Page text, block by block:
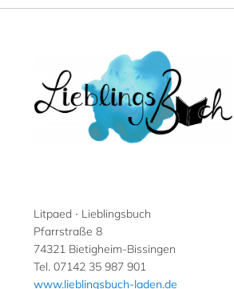
Litpaed ∙ Lieblingsbuch
Pfarrstraße 8
74321 Bietigheim-Bissingen
Tel. 07142 35 987 901
www.lieblingsbuch-laden.de